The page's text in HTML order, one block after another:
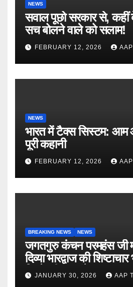
NEWS
सवाल पूछो सरकार से, कहीं
सच बोलने वाले को सलाम!
FEBRUARY 12, 2026
NEWS
भारत में टैक्स सिस्टम: आम
पूरी कहानी
FEBRUARY 12, 2026
BREAKING NEWS NEWS
जगतगुरु कंचन परमहंस जी
दिव्या भारद्वाज की
जिम्मेदारी का संकेत
JANUARY 30, 2026 AAP